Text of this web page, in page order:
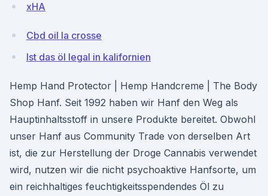
xHA
Cbd oil la crosse
Ist das öl legal in kalifornien
Hemp Hand Protector | Hemp Handcreme | The Body
Shop Hanf. Seit 1992 haben wir Hanf den Weg als
Hauptinhaltsstoff in unsere Produkte bereitet. Obwohl
unser Hanf aus Community Trade von derselben Art
ist, die zur Herstellung der Droge Cannabis verwendet
wird, nutzen wir die nicht psychoaktive Hanfsorte, um
ein reichhaltiges feuchtigkeitsspendendes Öl zu